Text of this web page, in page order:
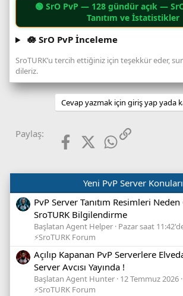
🟢 SrO PvP — 128 gündür açık —
Tanıtım ve İstatistikler
🪷 SrO PvP İnceleme
SroTURK’u tercih ettiğiniz için teşekkür eder,
dileriz.
Cevap yazmak için giriş yap yada
Paylaş: FacebookX (Twitter)WhatsApp
Link
Yeni PvP Server Konuları
PvP Server Tanıtım Resimleri
SroTURK Bilgilendirme
Başlatan Agent Helper Pazar saat
⚡SroTURK Forum
Açılıp Kapanan PvP Serverlere
Server Avcısı Yayında !
Başlatan Agent Hunter 12 Temmuz 2026
⚡SroTURK Forum